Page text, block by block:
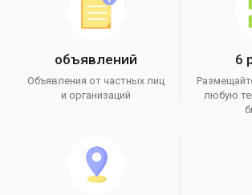
объявлений
Объявления от частных лиц
и организаций
6
любую